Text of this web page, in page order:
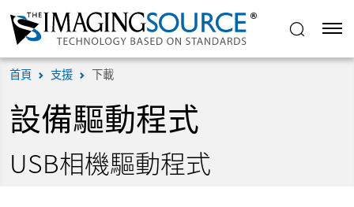
首頁 支援 下載
設備驅動程式
USB相機驅動程式